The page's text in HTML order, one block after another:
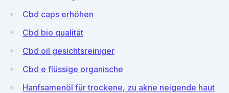
Cbd caps erhöhen
Cbd bio qualität
Cbd oil gesichtsreiniger
Cbd e flüssige organische
Hanfsamenöl für trockene, zu akne neigende haut